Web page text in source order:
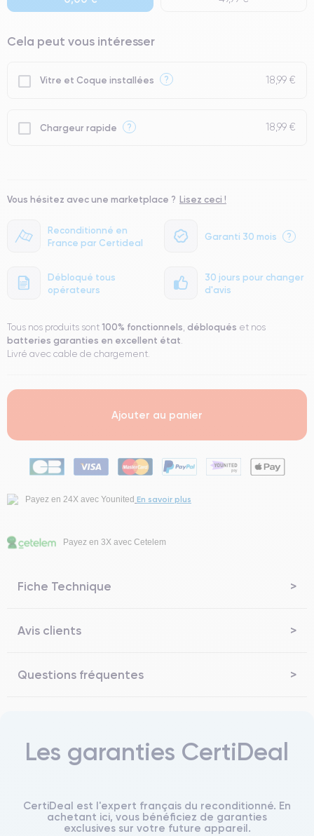
Reconditionné en
France par Certideal
Garanti 30 mois ?
Débloqué tous
opérateurs
30 jours pour changer
d'avis
Cela peut vous intéresser
Vitre et Coque installées ? 18,99 €
Chargeur rapide ? 18,99 €
Vous hésitez avec une marketplace ? Lisez ceci !
Tous nos produits sont 100% fonctionnels, débloqués et nos
batteries garanties en excellent état.
Livré avec cable de chargement.
Ajouter au panier
Payez en 24X avec Younited En savoir plus
Payez en 3X avec Cetelem
Fiche Technique
Avis clients
Questions fréquentes
Les garanties CertiDeal
CertiDeal est l'expert français du reconditionné. En
achetant ici, vous bénéficiez de garanties
exclusives sur votre future appareil.